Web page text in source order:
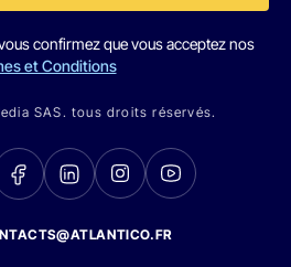
confirmez que vous acceptez nos
et Conditions
SAS. tous droits réservés.